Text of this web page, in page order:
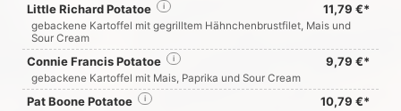
Little Richard Potatoe 11,79 €*
i
gebackene Kartoffel mit gegrilltem Hähnchenbrustfilet, Mais und
Sour Cream
Connie Francis Potatoe 9,79 €*
i
gebackene Kartoffel mit Mais, Paprika und Sour Cream
Pat Boone Potatoe 10,79 €*
i